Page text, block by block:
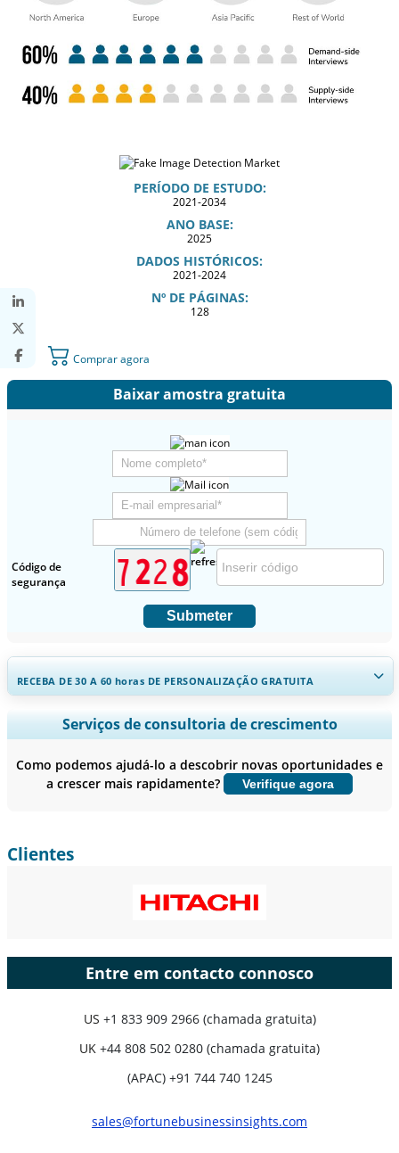
PERÍODO DE ESTUDO:
2021-2034
ANO BASE:
2025
DADOS HISTÓRICOS:
2021-2024
Nº DE PÁGINAS:
128
Comprar agora
Baixar amostra gratuita
Código de
segurança
Submeter
RECEBA DE 30 A 60 horas DE PERSONALIZAÇÃO GRATUITA
Ampliar a cobertura regional e por país, Análise de segmentos,
Perfis de empresas, Benchmarking competitivo, e insights sobre o
Personalizar agora
Serviços de consultoria de crescimento
Como podemos ajudá-lo a descobrir novas oportunidades e
a crescer mais rapidamente?
Verifique agora
Clientes
Entre em contacto connosco
US +1 833 909 2966 (chamada gratuita)
UK +44 808 502 0280 (chamada gratuita)
(APAC) +91 744 740 1245
sales@fortunebusinessinsights.com